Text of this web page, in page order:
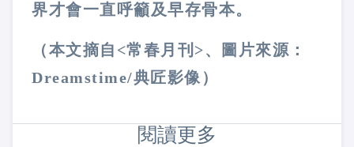
界才會一直呼籲及早存骨本。
（本文摘自<常春月刊>、圖片來源：
Dreamstime/典匠影像）
閱讀更多